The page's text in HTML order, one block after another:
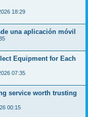
18:29
una aplicación móvil
Equipment for Each
07:35
service worth trusting
00:15